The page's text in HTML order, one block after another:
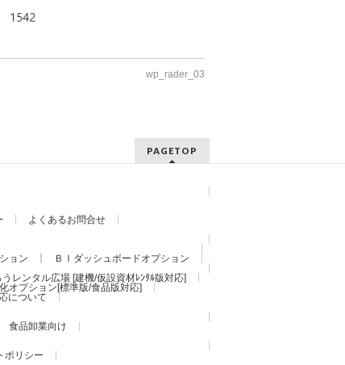
wp_rader_03
PAGETOP
よくあるお問合せ
ョン
ＢＩダッシュボードオプション
レンタル広場 [建機/仮設資材ﾚﾝﾀﾙ版対応]
オプション[標準版/食品版対応]
について
食品卸業向け
ポリシー